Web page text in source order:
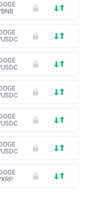
BNB
USDC
USDC
USDC
USDC
USDC
XRP